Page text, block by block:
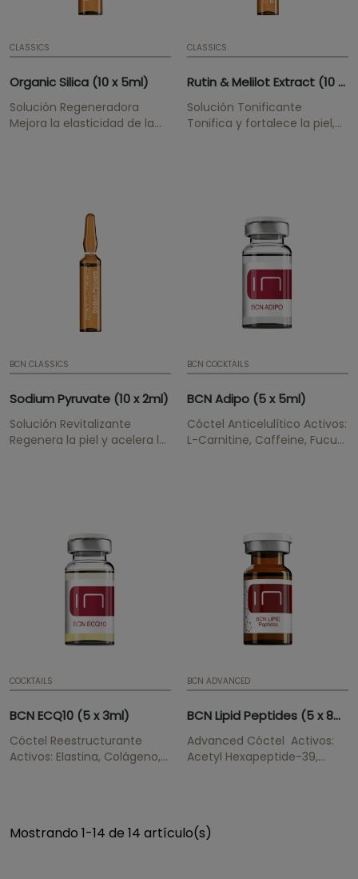
CLASSICS
Organic Silica (10 x 5ml)
Solución Regeneradora
Mejora la elasticidad de la
CLASSICS
Rutin & Melilot Extract (10 x 2ml)
Solución Tonificante
Tonifica y fortalece la piel,
BCN CLASSICS
Sodium Pyruvate (10 x 2ml)
Solución Revitalizante
Regenera la piel y acelera la
BCN COCKTAILS
BCN Adipo (5 x 5ml)
Cóctel Anticelulítico Activos:
L-Carnitine, Caffeine, Fucus,
COCKTAILS
BCN ECQ10 (5 x 3ml)
Cóctel Reestructurante
Activos: Elastina, Colágeno,
BCN ADVANCED
BCN Lipid Peptides (5 x 8ml)
Advanced Cóctel Activos:
Acetyl Hexapeptide-39,
Carnitine. ATENCIÓN! No se
Mostrando 1-14 de 14 artículo(s)